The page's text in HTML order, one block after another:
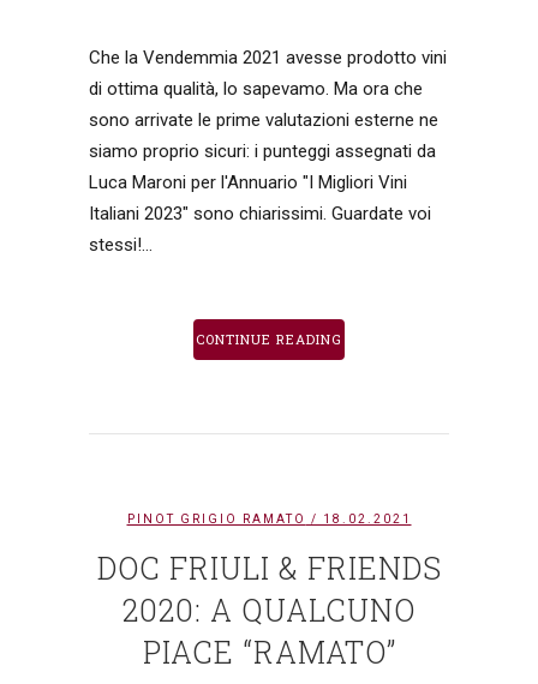
Che la Vendemmia 2021 avesse prodotto vini
di ottima qualità, lo sapevamo. Ma ora che
sono arrivate le prime valutazioni esterne ne
siamo proprio sicuri: i punteggi assegnati da
Luca Maroni per l'Annuario "I Migliori Vini
Italiani 2023" sono chiarissimi. Guardate voi
stessi!...
CONTINUE READING
PINOT GRIGIO RAMATO / 18.02.2021
DOC FRIULI & FRIENDS
2020: A QUALCUNO
PIACE “RAMATO”